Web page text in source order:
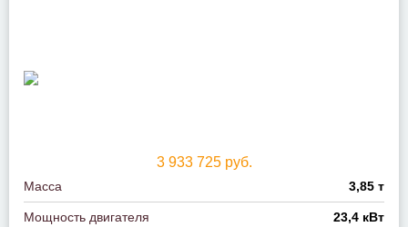
3 933 725 руб.
Масса 3,85 т
Мощность двигателя 23,4 кВт